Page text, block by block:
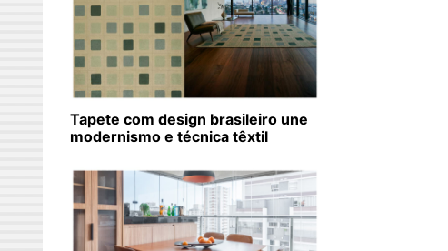
Tapete com design brasileiro une
modernismo e técnica têxtil